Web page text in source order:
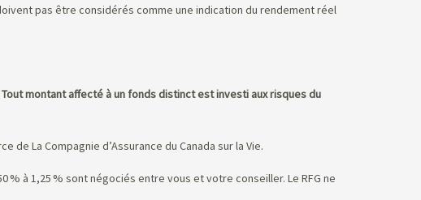
pas être considérés comme une indication du rendement réel
Tout montant affecté à un fonds distinct est investi aux risques du
La Compagnie d’Assurance du Canada sur la Vie.
à 1,25 % sont négociés entre vous et votre conseiller. Le RFG ne